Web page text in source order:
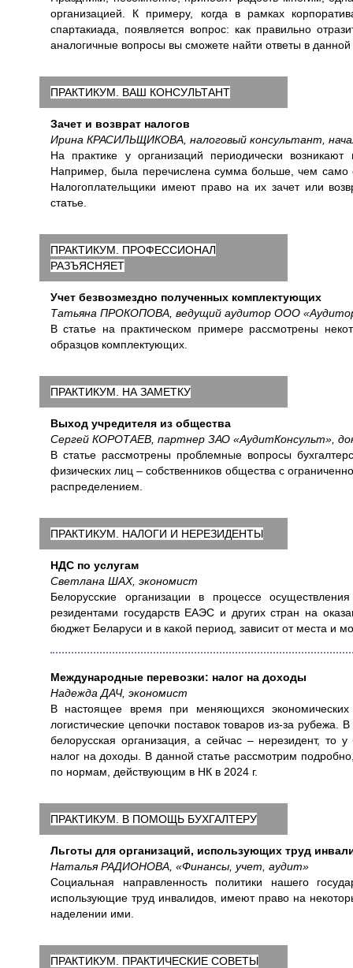
организацией. К примеру, когда в рамках
спартакиада, появляется вопрос: как правильно
аналогичные вопросы вы сможете найти ответы в данной
ПРАКТИКУМ. ВАШ КОНСУЛЬТАНТ
Зачет и возврат налогов
Ирина КРАСИЛЬЩИКОВА, налоговый консультант,
На практике у организаций периодически
Например, была перечислена сумма больше, чем само
Налогоплательщики имеют право на их зачет или
статье.
ПРАКТИКУМ. ПРОФЕССИОНАЛ
РАЗЪЯСНЯЕТ
Учет безвозмездно полученных комплектующих
Татьяна ПРОКОПОВА, ведущий аудитор ООО
В статье на практическом примере рассмотрены
образцов комплектующих.
ПРАКТИКУМ. НА ЗАМЕТКУ
Выход учредителя из общества
Сергей КОРОТАЕВ, партнер ЗАО «АудитКонсульт»,
В статье рассмотрены проблемные вопросы
физических лиц – собственников общества с
распределением.
ПРАКТИКУМ. НАЛОГИ И НЕРЕЗИДЕНТЫ
НДС по услугам
Светлана ШАХ, экономист
Белорусские организации в процессе
резидентами государств ЕАЭС и других стран на
бюджет Беларуси и в какой период, зависит от места и
Международные перевозки: налог на доходы
Надежда ДАЧ, экономист
В настоящее время при меняющихся экономических
логистические цепочки поставок товаров из-за
белорусская организация, а сейчас – нерезидент, то
налог на доходы. В данной статье рассмотрим
по нормам, действующим в НК в 2024 г.
ПРАКТИКУМ. В ПОМОЩЬ БУХГАЛТЕРУ
Льготы для организаций, использующих труд
Наталья РАДИОНОВА, «Финансы, учет, аудит»
Социальная направленность политики нашего
использующие труд инвалидов, имеют право на
наделении ими.
ПРАКТИКУМ. ПРАКТИЧЕСКИЕ СОВЕТЫ